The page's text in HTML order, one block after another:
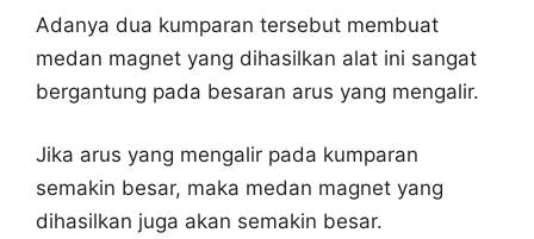
Adanya dua kumparan tersebut membuat
medan magnet yang dihasilkan alat ini sangat
bergantung pada besaran arus yang mengalir.
Jika arus yang mengalir pada kumparan
semakin besar, maka medan magnet yang
dihasilkan juga akan semakin besar.